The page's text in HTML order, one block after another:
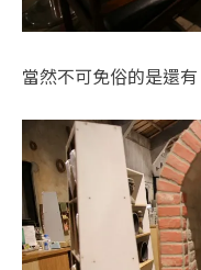
當然不可免俗的是還